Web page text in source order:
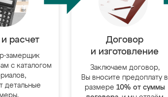
расчет
замерщик
с каталогом
детальные
Договор
и изготовление
Заключаем договор,
Вы вносите предоплату в
размере 10% от суммы